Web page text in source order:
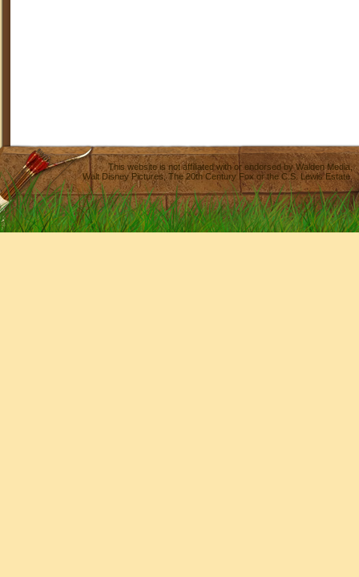
This website is not affiliated with or endorsed byWalden Media
Walt Disney Pictures,The 20th Century Fox or the C.S. Lewis Estate.